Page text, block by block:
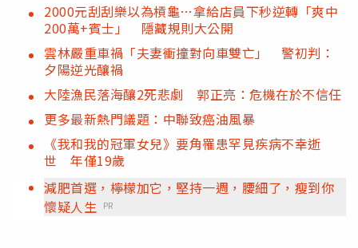
2000元刮刮樂以為槓龜…拿給店員下秒逆轉「爽中
200萬+賓士」 隱藏規則大公開
雲林嚴重車禍「夫妻衝撞對向車雙亡」 警初判：
夕陽逆光釀禍
大陸漁民落海釀2死悲劇 郭正亮：危機在於不信任
更多最新熱門議題：中聯致癌油風暴
《我和我的冠軍女兒》要角罹患罕見疾病不幸逝
世 年僅19歲
減肥首選，檸檬加它，堅持一週，腰細了，瘦到你
懷疑人生
PR